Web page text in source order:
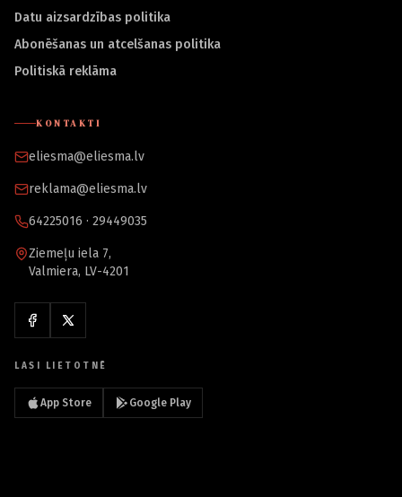
Datu aizsardzības politika
Abonēšanas un atcelšanas politika
Politiskā reklāma
KONTAKTI
eliesma@eliesma.lv
reklama@eliesma.lv
64225016 · 29449035
Ziemeļu iela 7,
Valmiera, LV-4201
LASI LIETOTNĒ
App Store Google Play